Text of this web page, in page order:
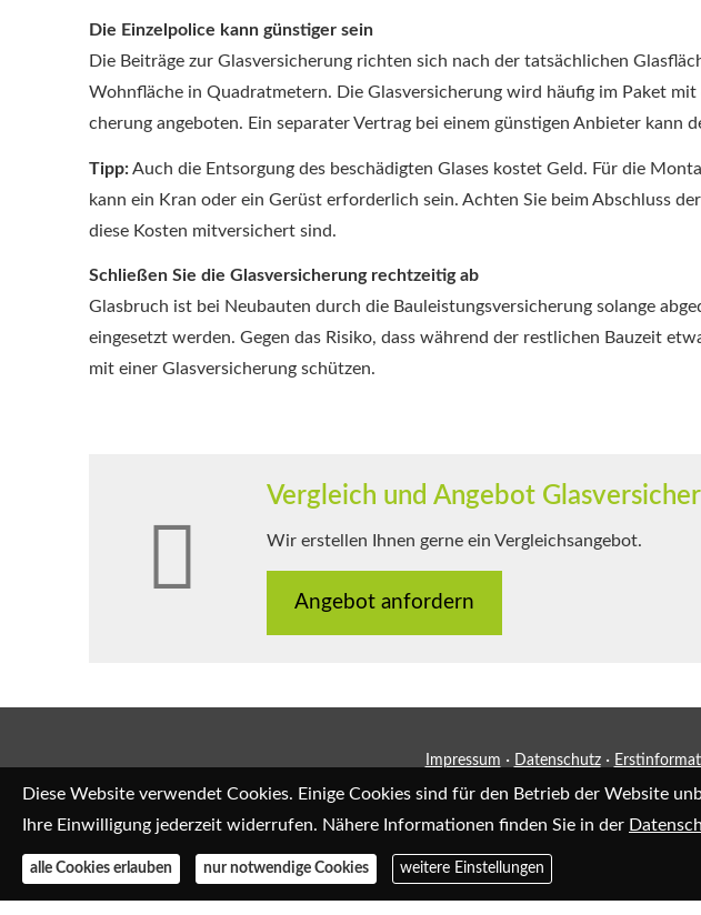
Die Einzelpolice kann günstiger sein
Die Beiträge zur Glasversicherung richten sich nach der tatsächlichen
Wohnfläche in Quadratmetern. Die Glasversicherung wird häufig im Paket
che­rung angeboten. Ein separater Vertrag bei einem günstigen Anbieter kann
Tipp:Auch die Entsorgung des beschädigten Glases kostet Geld. Für die
kann ein Kran oder ein Gerüst erforderlich sein. Achten Sie beim Abschluss
diese Kosten mitversichert sind.
Schließen Sie die Glasversicherung rechtzeitig ab
Glasbruch ist bei Neubauten durch die Bauleistungsversicherung solange
eingesetzt werden. Gegen das Risiko, dass während der restlichen Bauzeit
mit einer Glasversicherung schützen.
Vergleich und Angebot
Wir erstellen Ihnen gerne ein Vergleichsangebot.
An­ge­bot an­for­dern
Impressum · Datenschutz·
Diese Website verwendet Cookies. Einige Cookies sind für den Betrieb der Website
Ihre Einwilligung jederzeit widerrufen. Nähere Informationen finden Sie in der
alle Cookies erlauben nur notwendige Cookies weitere Einstellungen